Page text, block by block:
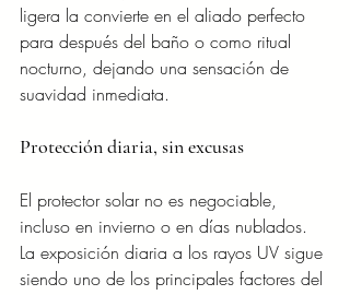
ligera la convierte en el aliado perfecto
para después del baño o como ritual
nocturno, dejando una sensación de
suavidad inmediata.
Protección diaria, sin excusas
El protector solar no es negociable,
incluso en invierno o en días nublados.
La exposición diaria a los rayos UV sigue
siendo uno de los principales factores del